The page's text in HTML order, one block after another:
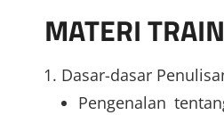
MATERI
Dasar-dasar
Pengenalan